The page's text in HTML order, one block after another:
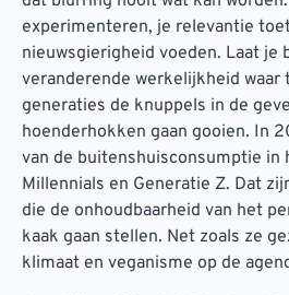
experimenteren, je relevantie
nieuwsgierigheid voeden. Laat je
veranderende werkelijkheid waar
generaties de knuppels in de
hoenderhokken gaan gooien. In
van de buitenshuisconsumptie in
Millennials en Generatie Z. Dat
die de onhoudbaarheid van het
kaak gaan stellen. Net zoals ze
klimaat en veganisme op de